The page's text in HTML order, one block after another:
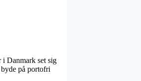
i Danmark set sig
på portofri